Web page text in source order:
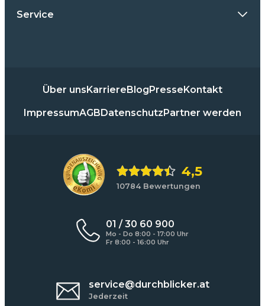
Service
Über unsKarriereBlogPresseKontakt
ImpressumAGBDatenschutzPartner werden
4,5
10784 Bewertungen
01 / 30 60 900
Mo - Do 8:00 - 17:00 Uhr
Fr 8:00 - 16:00 Uhr
service@durchblicker.at
Jederzeit